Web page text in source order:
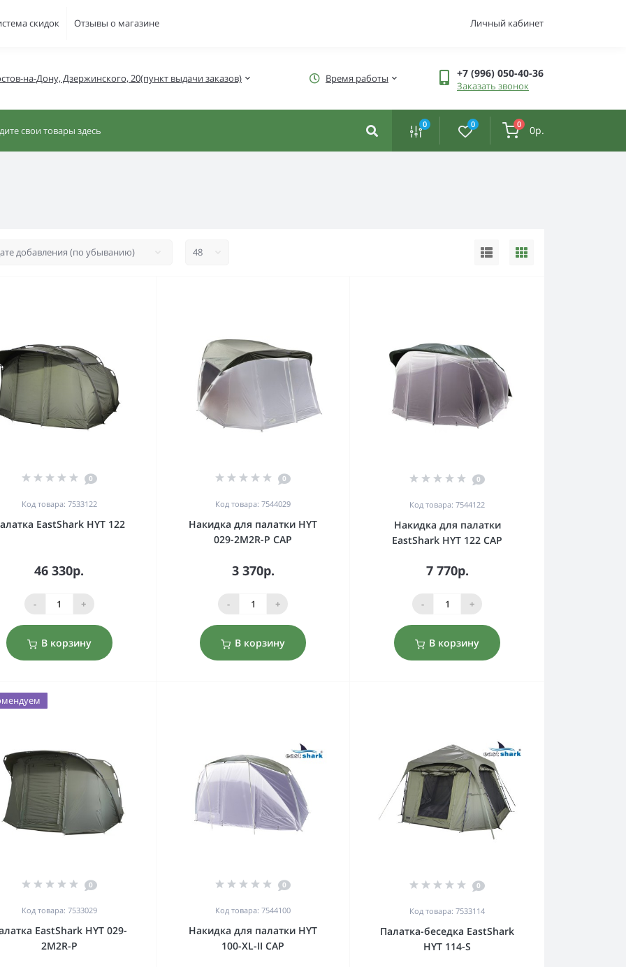
скидок Отзывы о магазине Личный кабинет
на-Дону, Дзержинского, 20(пункт выдачи заказов) Время работы +7 (996) 050-40-36
Заказать звонок
0 0 0 0р.
0
Код товара: 7533122
EastShark HYT 122
46 330р.
- +
В корзину
0
Код товара: 7544029
Накидка для палатки HYT
029-2M2R-P CAP
3 370р.
- +
В корзину
0
Код товара: 7544122
Накидка для палатки
EastShark HYT 122 CAP
7 770р.
- +
В корзину
0
Код товара: 7533029
EastShark HYT 029-
2M2R-P
0
Код товара: 7544100
Накидка для палатки HYT
100-XL-II CAP
0
Код товара: 7533114
Палатка-беседка EastShark
HYT 114-S